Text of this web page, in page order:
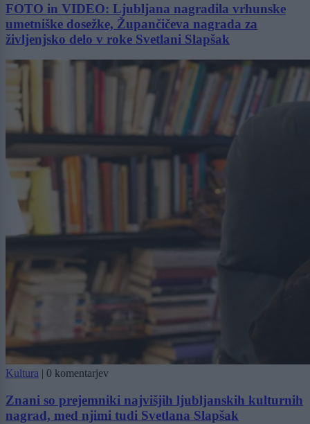
FOTO in VIDEO: Ljubljana nagradila vrhunske
umetniške dosežke, Župančičeva nagrada za
življenjsko delo v roke Svetlani Slapšak
Kultura | 0 komentarjev
Znani so prejemniki najvišjih ljubljanskih kulturnih
nagrad, med njimi tudi Svetlana Slapšak